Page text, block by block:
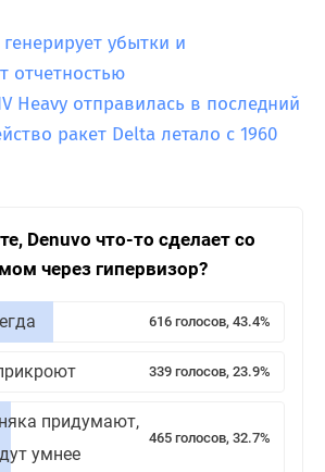
убытки и
отчетностью
Heavy отправилась в последний
ракет Delta летало с 1960
Denuvo что-то сделает со
через гипервизор?
616 голосов, 43.4%
339 голосов, 23.9%
придумают,
умнее
465 голосов, 32.7%